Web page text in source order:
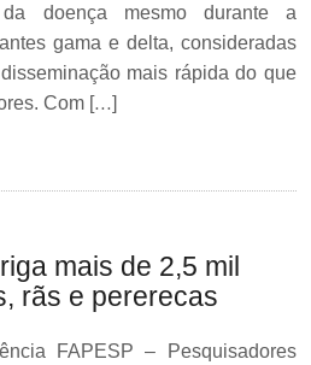
doença mesmo durante a
gama e delta, consideradas
mais rápida do que
Com […]
mais de 2,5 mil
rãs e pererecas
FAPESP – Pesquisadores